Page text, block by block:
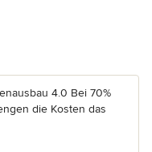
5 Sternen
4.0 Bei 70%
die Kosten das